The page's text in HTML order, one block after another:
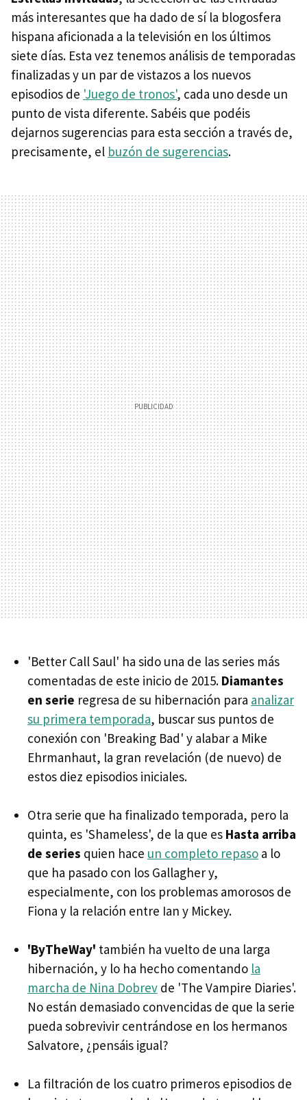
más interesantes que ha dado de sí la blogosfera
hispana aficionada a la televisión en los últimos
siete días. Esta vez tenemos análisis de temporadas
finalizadas y un par de vistazos a los nuevos
episodios de 'Juego de tronos', cada uno desde un
punto de vista diferente. Sabéis que podéis
dejarnos sugerencias para esta sección a través de,
precisamente, el buzón de sugerencias.
'Better Call Saul' ha sido una de las series más
comentadas de este inicio de 2015. Diamantes
en serie regresa de su hibernación para analizar
su primera temporada, buscar sus puntos de
conexión con 'Breaking Bad' y alabar a Mike
Ehrmanhaut, la gran revelación (de nuevo) de
estos diez episodios iniciales.
Otra serie que ha finalizado temporada, pero la
quinta, es 'Shameless', de la que es Hasta arriba
de series quien hace un completo repaso a lo
que ha pasado con los Gallagher y,
especialmente, con los problemas amorosos de
Fiona y la relación entre Ian y Mickey.
'ByTheWay' también ha vuelto de una larga
hibernación, y lo ha hecho comentando la
marcha de Nina Dobrev de 'The Vampire Diaries'.
No están demasiado convencidas de que la serie
pueda sobrevivir centrándose en los hermanos
Salvatore, ¿pensáis igual?
La filtración de los cuatro primeros episodios de